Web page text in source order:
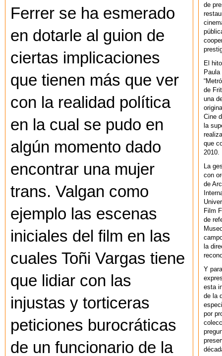
Ferrer se ha esmerado
en dotarle al guion de
ciertas implicaciones
que tienen más que ver
con la realidad política
en la cual se pudo en
algún momento dado
encontrar una mujer
trans. Valgan como
ejemplo las escenas
iniciales del film en las
cuales Toñi Vargas tiene
que lidiar con las
injustas y torticeras
peticiones burocráticas
de un funcionario de la
de
El
de
una
Cine
la
que
2010.
La
con
de
Film
de
la
Y
esta
de la
por